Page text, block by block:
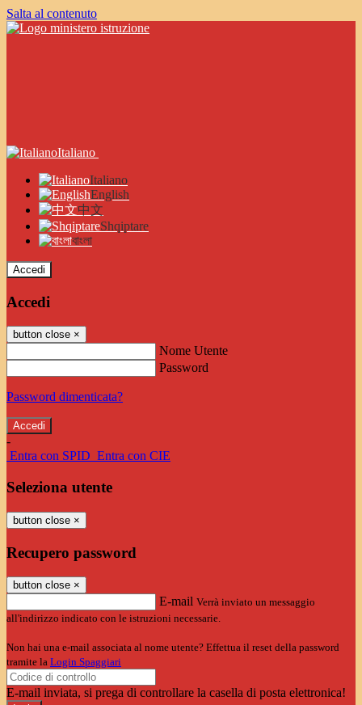
Salta al contenuto
Italiano
Italiano
English
中文
Shqiptare
বাংলা
Accedi
Accedi
button close ×
Nome Utente
Password
Password dimenticata?
-
Entra con SPID Entra con CIE
Seleziona utente
button close ×
Recupero password
button close ×
E-mail Verrà inviato un messaggio
all'indirizzo indicato con le istruzioni necessarie.
Non hai una e-mail associata al nome utente? Effettua il reset della password
tramite la Login Spaggiari
E-mail inviata, si prega di controllare la casella di posta elettronica!